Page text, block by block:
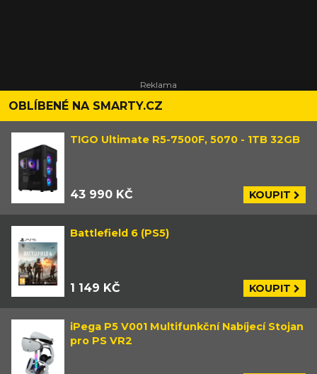
OBLÍBENÉ NA SMARTY.CZ
TIGO Ultimate R5-7500F, 5070 - 1TB 32GB
43 990 KČ KOUPIT
Battlefield 6 (PS5)
1 149 KČ KOUPIT
iPega P5 V001 Multifunkční Nabíjecí Stojan
pro PS VR2